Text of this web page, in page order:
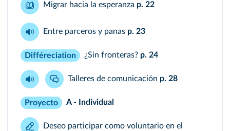
Migrar hacia la esperanza p. 22
Entre parceros y panas p. 23
Différeciation ¿Sin fronteras? p. 24
Talleres de comunicación p. 28
Proyecto A - Individual
Deseo participar como voluntario en el